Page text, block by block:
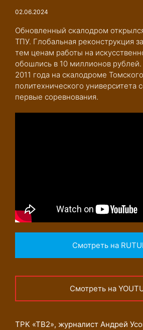
02.06.2024
Обновленный скалодром
ТПУ. Глобальная реконструкция
тем ценам работы на
обошлись в 10 миллионов
2011 года на скалодроме Томского
политехнического университета
первые соревнования.
Смотреть на
Смотреть на
ТРК «ТВ2», журналист Андрей